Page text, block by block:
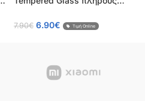
7.90€ 6.90€ Τιμή Online